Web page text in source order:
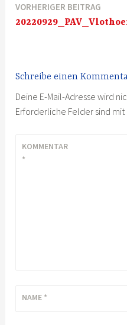
Beitragsnavigation
VORHERIGER BEITRAG
Schreibe einen
Deine E-Mail-Adresse wird
Erforderliche Felder sind mit
KOMMENTAR
*
NAME *